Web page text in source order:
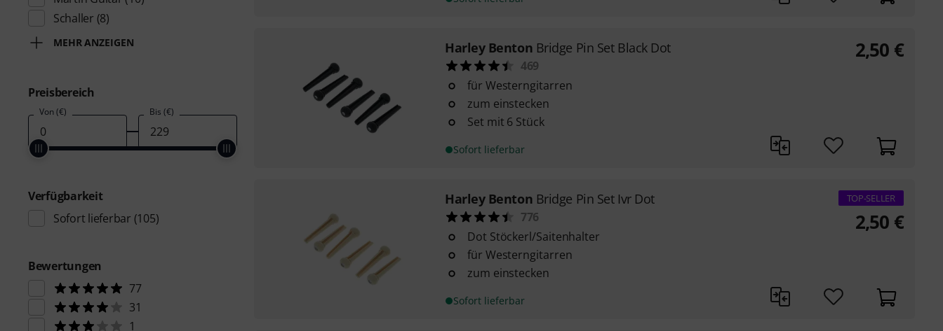
Schaller (8)
MEHR ANZEIGEN
Preisbereich
Von (€) Bis (€)
Verfügbarkeit
Sofort lieferbar (105)
Bewertungen
77
31
1
Harley Benton Bridge Pin Set Black Dot
469
für Westerngitarren
zum einstecken
Set mit 6 Stück
Sofort lieferbar
2,50 €
Harley Benton Bridge Pin Set Ivr Dot
776
Dot Stöckerl/Saitenhalter
für Westerngitarren
zum einstecken
Sofort lieferbar
TOP-SELLER
2,50 €